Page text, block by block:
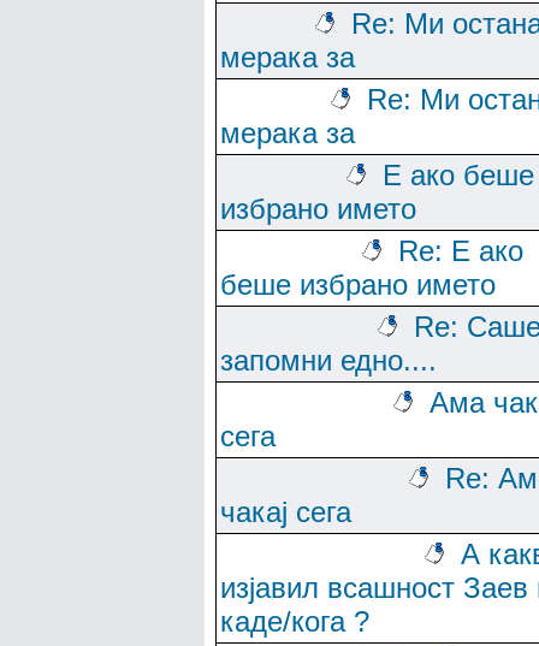
Re: Ми
мерака за
Re: Ми
мерака за
Е ако беше
избрано името
Re: Е ако
беше избрано името
Re:
запомни едно....
Ама
сега
Re:
чакај сега
А
изјавил всашност Заев
каде/кога ?